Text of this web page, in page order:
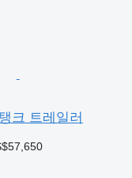
크 트레일러